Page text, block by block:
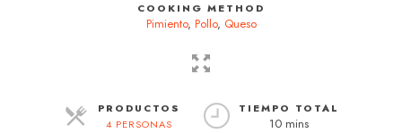
COOKING METHOD
Pimiento, Pollo, Queso
PRODUCTOS
4 PERSONAS
TIEMPO TOTAL
10 mins